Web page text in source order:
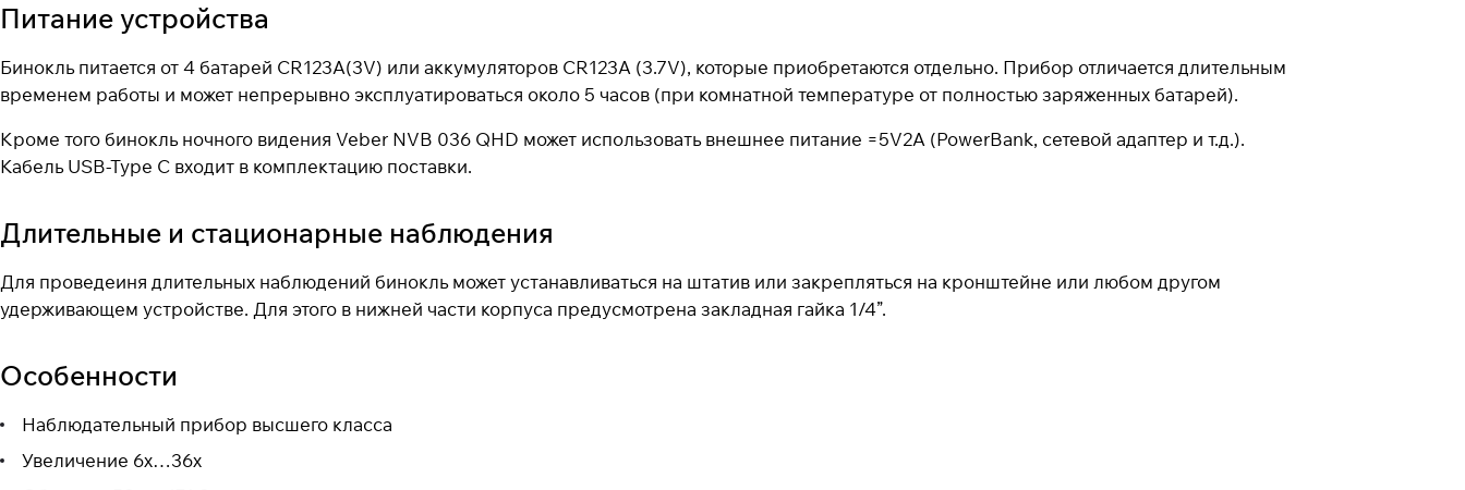
Питание устройства
Бинокль питается от 4 батарей CR123A(3V) или аккумуляторов CR123A (3.7V), которые приобретаются отдельно. Прибор отличается длительным
временем работы и может непрерывно эксплуатироваться около 5 часов (при комнатной температуре от полностью заряженных батарей).
Кроме того бинокль ночного видения Veber NVB 036 QHD может использовать внешнее питание =5V2A (PowerBank, сетевой адаптер и т.д.).
Кабель USB-Type C входит в комплектацию поставки.
Длительные и стационарные наблюдения
Для проведеиня длительных наблюдений бинокль может устанавливаться на штатив или закрепляться на кронштейне или любом другом
удерживающем устройстве. Для этого в нижней части корпуса предусмотрена закладная гайка 1/4”.
Особенности
Наблюдательный прибор высшего класса
Увеличение 6х…36х
выбранный способом
* При оплате черезПЛАЙТскидки по купонам не